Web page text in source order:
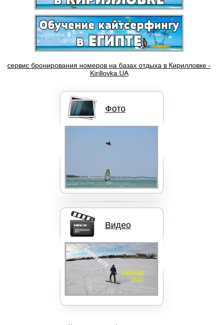
Кайты NORTH
Кайты Liquid Force
Вейкборды LIQUID FORCE
сервис бронирования номеров на базах отдыха в Кирилловке -
Kirillovka.UA
Фото
Видео